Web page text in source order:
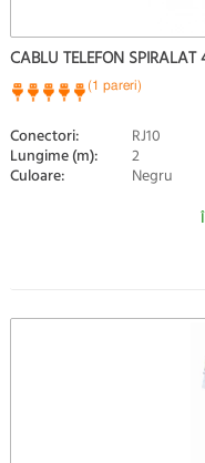
CABLU TELEFON
(1 pareri)
Conectori: RJ10
Lungime (m): 2
Culoare: Negru